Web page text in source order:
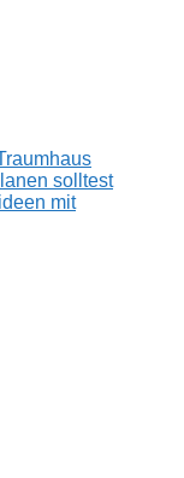
solltest
mit